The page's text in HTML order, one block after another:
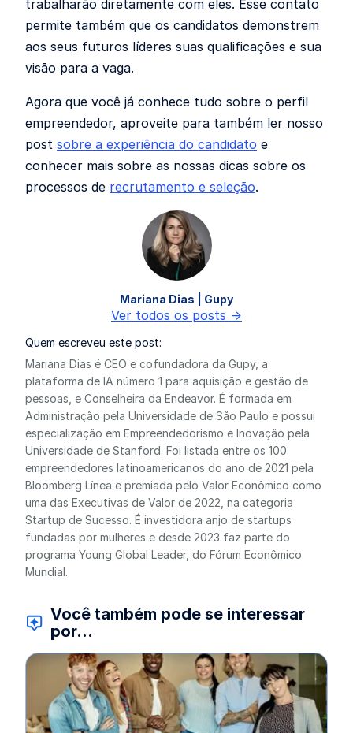
trabalharão diretamente com eles. Esse contato
permite também que os candidatos demonstrem
aos seus futuros líderes suas qualificações e sua
visão para a vaga.
Agora que você já conhece tudo sobre o perfil
empreendedor, aproveite para também ler nosso
post sobre a experiência do candidato e
conhecer mais sobre as nossas dicas sobre os
processos de recrutamento e seleção.
Mariana Dias | Gupy
Ver todos os posts ->
Quem escreveu este post:
Mariana Dias é CEO e cofundadora da Gupy, a
plataforma de IA número 1 para aquisição e gestão de
pessoas, e Conselheira da Endeavor. É formada em
Administração pela Universidade de São Paulo e possui
especialização em Empreendedorismo e Inovação pela
Universidade de Stanford. Foi listada entre os 100
empreendedores latinoamericanos do ano de 2021 pela
Bloomberg Línea e premiada pelo Valor Econômico como
uma das Executivas de Valor de 2022, na categoria
Startup de Sucesso. É investidora anjo de startups
fundadas por mulheres e desde 2023 faz parte do
programa Young Global Leader, do Fórum Econômico
Mundial.
Você também pode se interessar
por...